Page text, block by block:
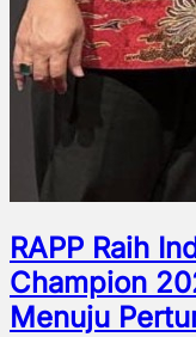
RAPP Raih
Champion
Menuju